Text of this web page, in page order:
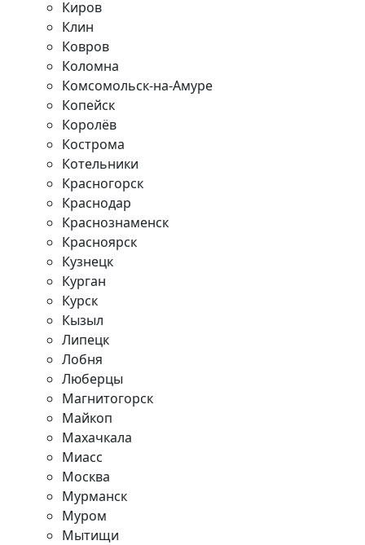
Киров
Клин
Ковров
Коломна
Комсомольск-на-Амуре
Копейск
Королёв
Кострома
Котельники
Красногорск
Краснодар
Краснознаменск
Красноярск
Кузнецк
Курган
Курск
Кызыл
Липецк
Лобня
Люберцы
Магнитогорск
Майкоп
Махачкала
Миасс
Москва
Мурманск
Муром
Мытищи